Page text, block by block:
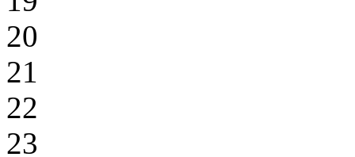
20
21
22
23